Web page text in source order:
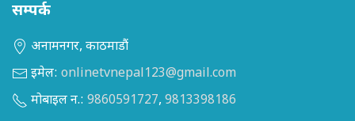
सम्पर्क
अनामनगर, काठमाडौं
इमेल: onlinetvnepal123@gmail.com
मोबाइल न.: 9860591727, 9813398186